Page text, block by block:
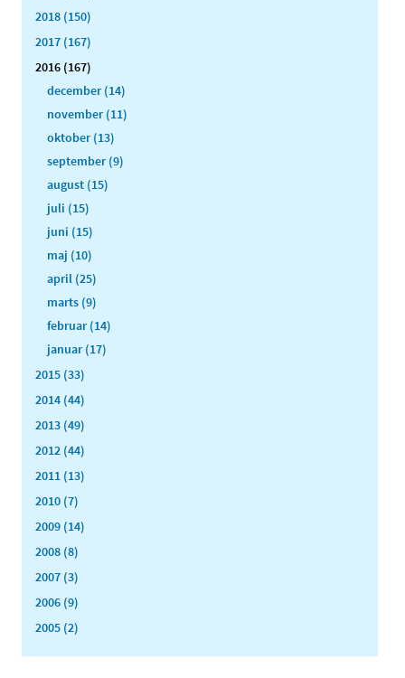
2018 (150)
2017 (167)
2016 (167)
december (14)
november (11)
oktober (13)
september (9)
august (15)
juli (15)
juni (15)
maj (10)
april (25)
marts (9)
februar (14)
januar (17)
2015 (33)
2014 (44)
2013 (49)
2012 (44)
2011 (13)
2010 (7)
2009 (14)
2008 (8)
2007 (3)
2006 (9)
2005 (2)